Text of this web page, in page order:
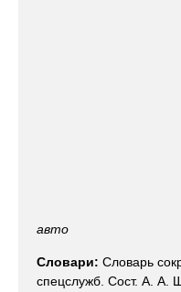
авто
Словари: Словарь
спецслужб. Сост. А.